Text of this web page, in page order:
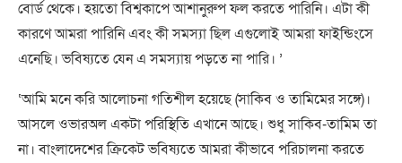
বোর্ড থেকে। হয়তো বিশ্বকাপে আশানুরুপ ফল করতে পারিনি। এটা কী
কারণে আমরা পারিনি এবং কী সমস্যা ছিল এগুলোই আমরা ফাইন্ডিংসে
এনেছি। ভবিষ্যতে যেন এ সমস্যায় পড়তে না পারি। ’
‘আমি মনে করি আলোচনা গতিশীল হয়েছে (সাকিব ও তামিমের সঙ্গে)।
আসলে ওভারঅল একটা পরিস্থিতি এখানে আছে। শুধু সাকিব-তামিম তা
না। বাংলাদেশের ক্রিকেট ভবিষ্যতে আমরা কীভাবে পরিচালনা করতে